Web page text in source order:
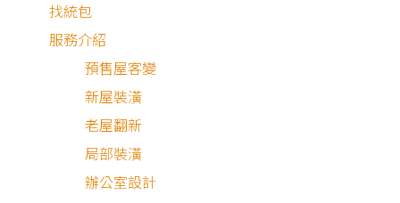
找統包
服務介紹
預售屋客變
新屋裝潢
老屋翻新
局部裝潢
辦公室設計